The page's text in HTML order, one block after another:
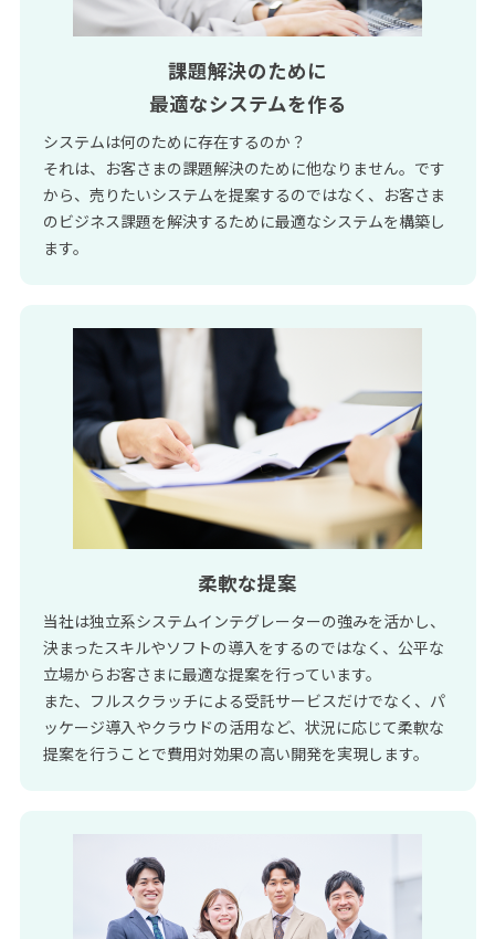
課題解決のために
最適なシステムを作る
システムは何のために存在するのか？
それは、お客さまの課題解決のために他なりません。です
から、売りたいシステムを提案するのではなく、お客さま
のビジネス課題を解決するために最適なシステムを構築し
ます。
柔軟な提案
当社は独立系システムインテグレーターの強みを活かし、
決まったスキルやソフトの導入をするのではなく、公平な
立場からお客さまに最適な提案を行っています。
また、フルスクラッチによる受託サービスだけでなく、パ
ッケージ導入やクラウドの活用など、状況に応じて柔軟な
提案を行うことで費用対効果の高い開発を実現します。